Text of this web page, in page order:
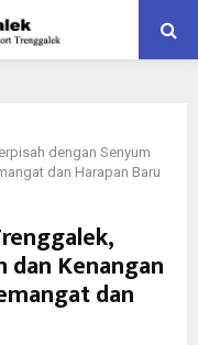
dengan Senyum
dan Harapan Baru
dan Kenangan
dan